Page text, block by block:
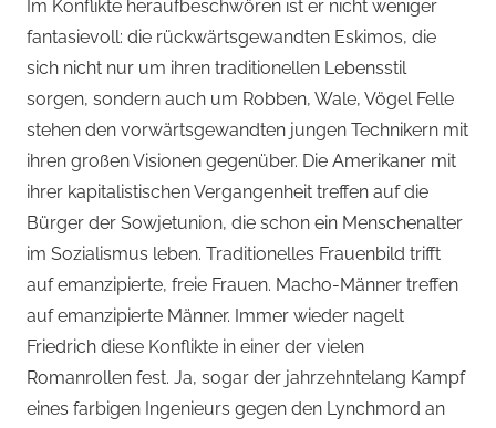
Im Konflikte heraufbeschwören ist er nicht weniger
fantasievoll: die rückwärtsgewandten Eskimos, die
sich nicht nur um ihren traditionellen Lebensstil
sorgen, sondern auch um Robben, Wale, Vögel Felle
stehen den vorwärtsgewandten jungen Technikern mit
ihren großen Visionen gegenüber. Die Amerikaner mit
ihrer kapitalistischen Vergangenheit treffen auf die
Bürger der Sowjetunion, die schon ein Menschenalter
im Sozialismus leben. Traditionelles Frauenbild trifft
auf emanzipierte, freie Frauen. Macho-Männer treffen
auf emanzipierte Männer. Immer wieder nagelt
Friedrich diese Konflikte in einer der vielen
Romanrollen fest. Ja, sogar der jahrzehntelang Kampf
eines farbigen Ingenieurs gegen den Lynchmord an